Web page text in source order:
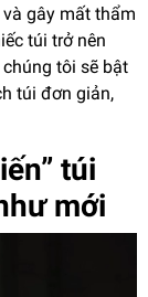
gây mất thẩm
túi trở nên
tôi sẽ bật
túi đơn giản,
túi
mới